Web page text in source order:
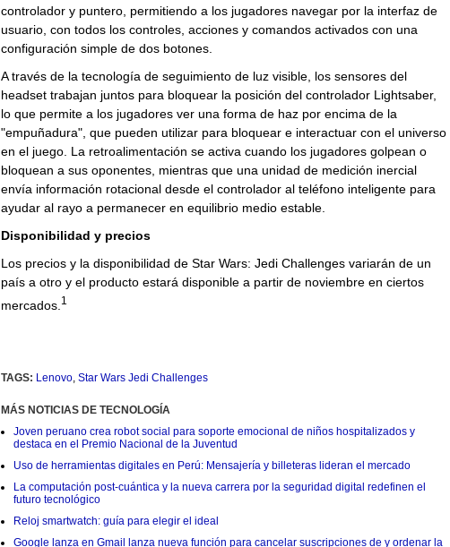
controlador y puntero, permitiendo a los jugadores navegar por la interfaz de
usuario, con todos los controles, acciones y comandos activados con una
configuración simple de dos botones.
A través de la tecnología de seguimiento de luz visible, los sensores del
headset trabajan juntos para bloquear la posición del controlador Lightsaber,
lo que permite a los jugadores ver una forma de haz por encima de la
"empuñadura", que pueden utilizar para bloquear e interactuar con el universo
en el juego. La retroalimentación se activa cuando los jugadores golpean o
bloquean a sus oponentes, mientras que una unidad de medición inercial
envía información rotacional desde el controlador al teléfono inteligente para
ayudar al rayo a permanecer en equilibrio medio estable.
Disponibilidad y precios
Los precios y la disponibilidad de Star Wars: Jedi Challenges variarán de un
país a otro y el producto estará disponible a partir de noviembre en ciertos
mercados. 1
TAGS: Lenovo, Star Wars Jedi Challenges
MÁS NOTICIAS DE TECNOLOGÍA
Joven peruano crea robot social para soporte emocional de niños hospitalizados y
destaca en el Premio Nacional de la Juventud
Uso de herramientas digitales en Perú: Mensajería y billeteras lideran el mercado
La computación post-cuántica y la nueva carrera por la seguridad digital redefinen el
futuro tecnológico
Reloj smartwatch: guía para elegir el ideal
Google lanza en Gmail lanza nueva función para cancelar suscripciones de y ordenar la